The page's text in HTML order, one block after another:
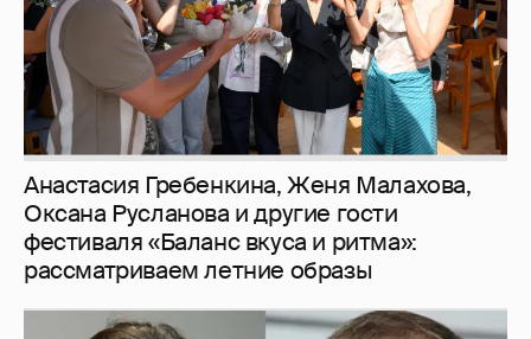
Анастасия Гребенкина, Женя Малахова,
Оксана Русланова и другие гости
фестиваля «Баланс вкуса и ритма»:
рассматриваем летние образы